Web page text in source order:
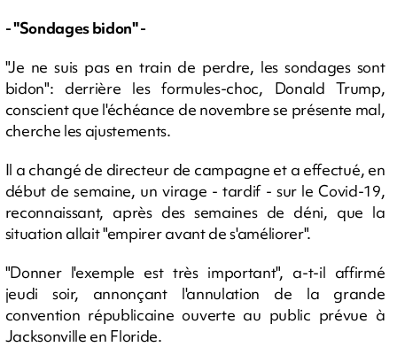
- "Sondages bidon" -
"Je ne suis pas en train de perdre, les sondages sont
bidon": derrière les formules-choc, Donald Trump,
conscient que l'échéance de novembre se présente mal,
cherche les ajustements.
Il a changé de directeur de campagne et a effectué, en
début de semaine, un virage - tardif - sur le Covid-19,
reconnaissant, après des semaines de déni, que la
situation allait "empirer avant de s'améliorer".
"Donner l'exemple est très important", a-t-il affirmé
jeudi soir, annonçant l'annulation de la grande
convention républicaine ouverte au public prévue à
Jacksonville en Floride.